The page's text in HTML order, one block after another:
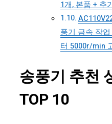
1개, 본품 + 추
풍기 금속 작
터 5000r/min
송풍기 추천
TOP 10